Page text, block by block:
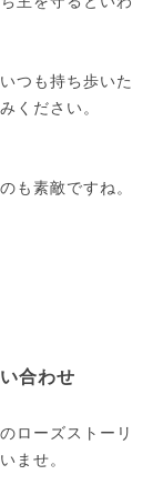
つも持ち歩いた
ください。
も素敵ですね。
合わせ
ローズストーリ
ませ。